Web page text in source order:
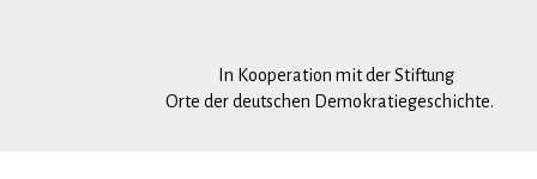
In Kooperation mit der Stiftung
Orte der deutschen Demokratiegeschichte.